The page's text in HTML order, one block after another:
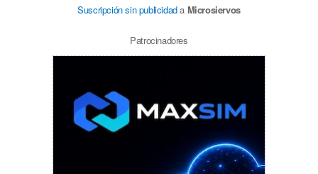
Suscripción sin publicidada Microsiervos
Patrocinadores